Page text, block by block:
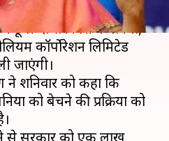
योजना के मुताबिक रहा तो
दो सरकारी कंपनियां,
कॉर्पोरेशन लिमिटेड
जाएंगी।
ने शनिवार को कहा कि
को बेचने की प्रक्रिया को
से सरकार को एक लाख